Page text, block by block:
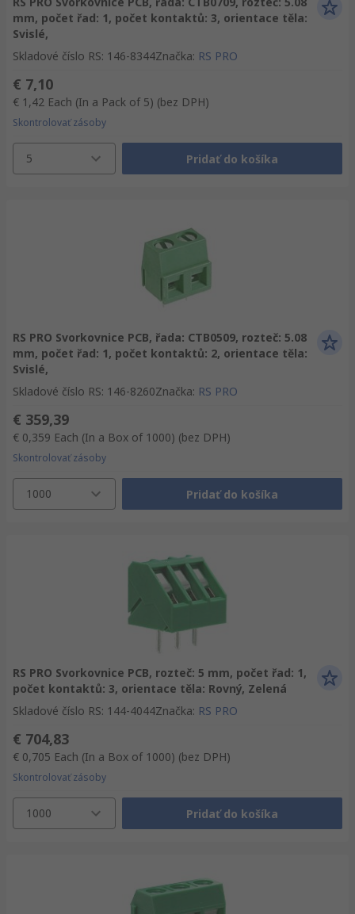
mm, počet řad: 1, počet kontaktů: 3, orientace těla:
Svislé,
Skladové číslo RS: 146-8344Značka: RS PRO
€ 7,10
€ 1,42 Each (In a Pack of 5) (bez DPH)
Skontrolovať zásoby
5 Pridať do košíka
RS PRO Svorkovnice PCB, řada: CTB0509, rozteč: 5.08
mm, počet řad: 1, počet kontaktů: 2, orientace těla:
Svislé,
Skladové číslo RS: 146-8260Značka: RS PRO
€ 359,39
€ 0,359 Each (In a Box of 1000) (bez DPH)
Skontrolovať zásoby
1000 Pridať do košíka
RS PRO Svorkovnice PCB, rozteč: 5 mm, počet řad: 1,
počet kontaktů: 3, orientace těla: Rovný, Zelená
Skladové číslo RS: 144-4044Značka: RS PRO
€ 704,83
€ 0,705 Each (In a Box of 1000) (bez DPH)
Skontrolovať zásoby
1000 Pridať do košíka